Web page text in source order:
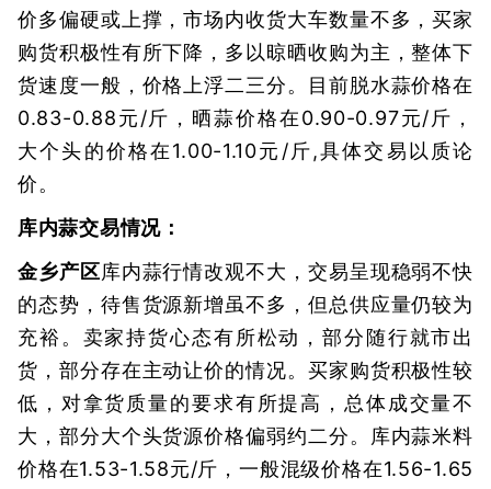
价多偏硬或上撑，市场内收货大车数量不多，买家
购货积极性有所下降，多以晾晒收购为主，整体下
货速度一般，价格上浮二三分。目前脱水蒜价格在
0.83-0.88元/斤，晒蒜价格在0.90-0.97元/斤，
大个头的价格在1.00-1.10元/斤,具体交易以质论
价。
库内蒜交易情况：
金乡产区库内蒜行情改观不大，交易呈现稳弱不快
的态势，待售货源新增虽不多，但总供应量仍较为
充裕。卖家持货心态有所松动，部分随行就市出
货，部分存在主动让价的情况。买家购货积极性较
低，对拿货质量的要求有所提高，总体成交量不
大，部分大个头货源价格偏弱约二分。库内蒜米料
价格在1.53-1.58元/斤，一般混级价格在1.56-1.65